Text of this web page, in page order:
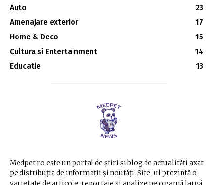
Auto
23
Amenajare exterior
17
Home & Deco
15
Cultura si Entertainment
14
Educatie
13
Medpet.ro este un portal de știri și blog de actualități axat
pe distribuția de informații și noutăți. Site-ul prezintă o